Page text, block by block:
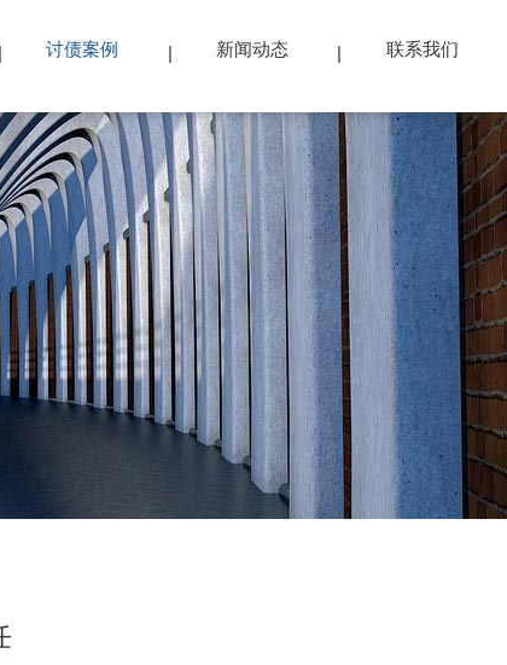
讨债案例 新闻动态 联系我们